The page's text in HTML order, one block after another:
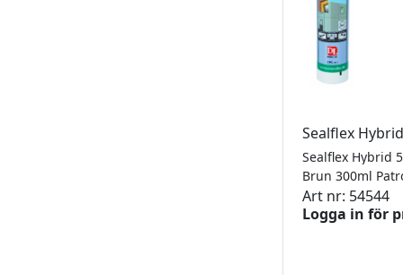
Sealflex
Brun 300ml
Art nr: 54544
Logga in för